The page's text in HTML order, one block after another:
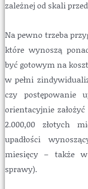
zależnej od skali
Na pewno trzeba
które wynoszą
być gotowym na
w pełni
czy postępowanie
orientacyjnie
2.000,00 złotych
upadłości
miesięcy – także
sprawy).